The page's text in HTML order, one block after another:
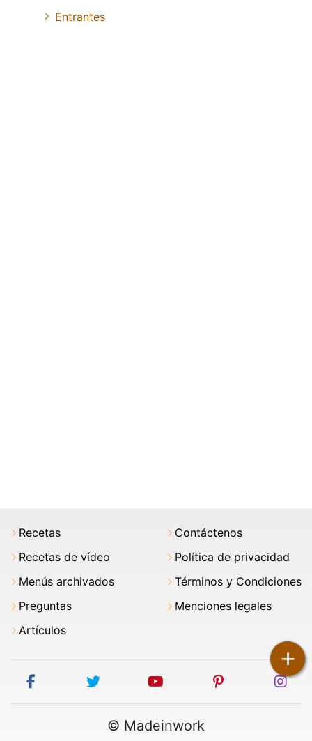
+
Entrantes
Recetas
Recetas de vídeo
Menús archivados
Preguntas
Artículos
Contáctenos
Política de privacidad
Términos y Condiciones
Menciones legales
facebook twitter youtube pinterest
© Madeinwork